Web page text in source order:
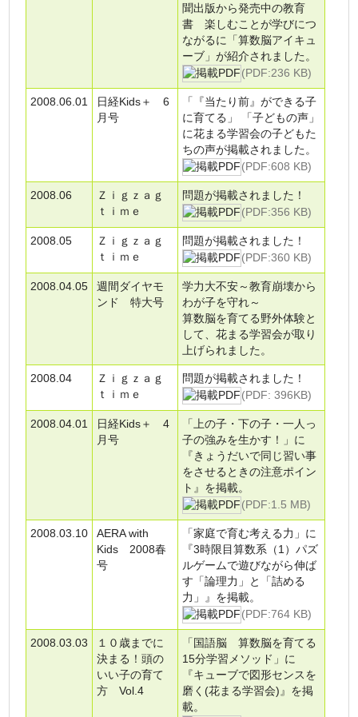
聞出版から発売中の教育
書 楽しむことが学びにつ
ながるに「算数脳アイキュ
ーブ」が紹介されました。
(PDF:236 KB)
2008.06.01
日経Kids＋ 6
月号
「『当たり前』ができる子
に育てる」 「子どもの声」
に花まる学習会の子どもた
ちの声が掲載されました。
(PDF:608 KB)
2008.06
Ｚｉｇｚａｇ
ｔｉｍｅ
問題が掲載されました！
(PDF:356 KB)
2008.05
Ｚｉｇｚａｇ
ｔｉｍｅ
問題が掲載されました！
(PDF:360 KB)
2008.04.05
週間ダイヤモ
ンド 特大号
学力大不安～教育崩壊から
わが子を守れ～
算数脳を育てる野外体験と
して、花まる学習会が取り
上げられました。
2008.04
Ｚｉｇｚａｇ
ｔｉｍｅ
問題が掲載されました！
(PDF: 396KB)
2008.04.01
日経Kids＋ 4
月号
「上の子・下の子・一人っ
子の強みを生かす！」に
『きょうだいで同じ習い事
をさせるときの注意ポイン
ト』を掲載。
(PDF:1.5 MB)
2008.03.10
AERA with
Kids 2008春
号
「家庭で育む考える力」に
『3時限目算数系（1）パズ
ルゲームで遊びながら伸ば
す「論理力」と「詰める
力」』を掲載。
(PDF:764 KB)
2008.03.03
１０歳までに
決まる！頭の
いい子の育て
方 Vol.4
「国語脳 算数脳を育てる
15分学習メソッド」に
『キューブで図形センスを
磨く(花まる学習会)』を掲
載。